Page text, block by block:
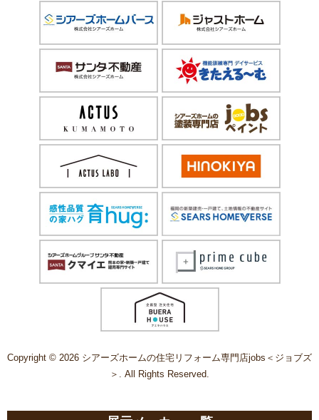
Copyright © 2026 シアーズホームの住宅リフォーム専門店jobs＜ジョブズ
＞. All Rights Reserved.